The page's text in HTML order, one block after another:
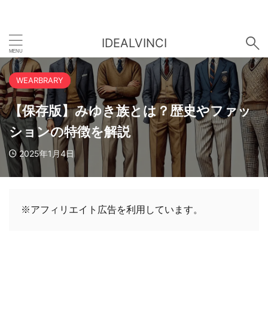
IDEALVINCI
WEARBRARY
【保存版】みゆき族とは？歴史やファッ
ションの特徴を解説
2025年1月4日
※アフィリエイト広告を利用しています。